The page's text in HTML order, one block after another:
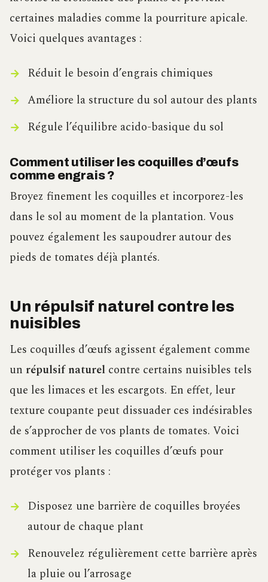
certaines maladies comme la pourriture apicale.
Voici quelques avantages :
Réduit le besoin d’engrais chimiques
Améliore la structure du sol autour des plants
Régule l’équilibre acido-basique du sol
Comment utiliser les coquilles d’œufs
comme engrais ?
Broyez finement les coquilles et incorporez-les
dans le sol au moment de la plantation. Vous
pouvez également les saupoudrer autour des
pieds de tomates déjà plantés.
Un répulsif naturel contre les
nuisibles
Les coquilles d’œufs agissent également comme
un répulsif naturel contre certains nuisibles tels
que les limaces et les escargots. En effet, leur
texture coupante peut dissuader ces indésirables
de s’approcher de vos plants de tomates. Voici
comment utiliser les coquilles d’œufs pour
protéger vos plants :
Disposez une barrière de coquilles broyées
autour de chaque plant
Renouvelez régulièrement cette barrière après
la pluie ou l’arrosage